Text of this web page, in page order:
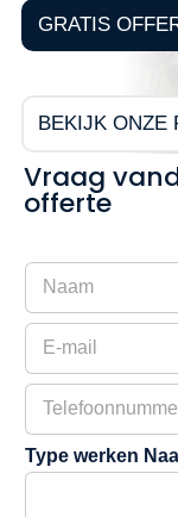
GRATIS
BEKIJK ONZE
Vraag
offerte
N
a
E
m
l
T
l
e
Type werken